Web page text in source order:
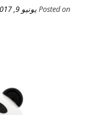
Posted onيونيو 9, 2017